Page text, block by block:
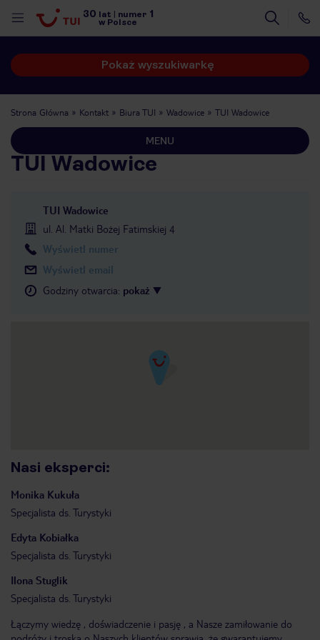
30 lat numer 1
w Polsce
Pokaż wyszukiwarkę
Strona Główna Kontakt Biura TUI Wadowice TUI Wadowice
MENU
TUI Wadowice
TUI Wadowice
ul. Al. Matki Bożej Fatimskiej 4
Wyświetl numer
Wyświetl email
Godziny otwarcia: pokaż
Nasi eksperci:
Monika Kukuła
Specjalista ds. Turystyki
Edyta Kobiałka
Specjalista ds. Turystyki
Ilona Stuglik
Specjalista ds. Turystyki
Łączymy wiedzę , doświadczenie i pasję , a Nasze zamiłowanie do